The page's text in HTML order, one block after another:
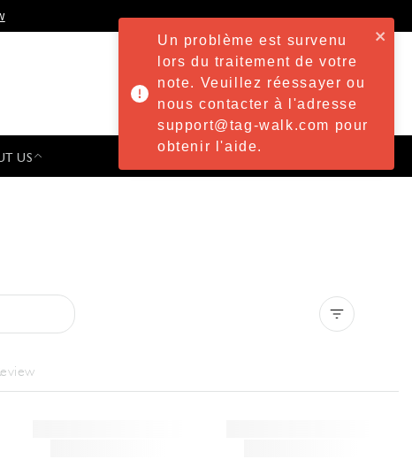
US
Un problème est survenu
lors du traitement de votre
note. Veuillez réessayer ou
nous contacter à l'adresse
support@tag-walk.com pour
obtenir l'aide.